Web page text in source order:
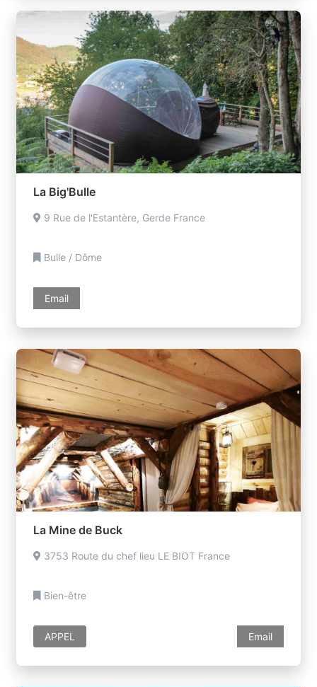
La Big'Bulle
9 Rue de l'Estantère, Gerde France
Bulle / Dôme
Email
La Mine de Buck
3753 Route du chef lieu LE BIOT France
Bien-être
APPEL Email